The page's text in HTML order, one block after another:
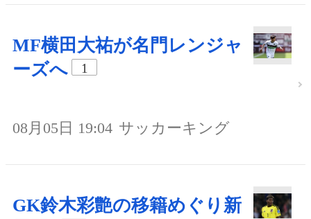
MF横田大祐が名門レンジャ
ーズへ
1
08月05日 19:04 サッカーキング
GK鈴木彩艶の移籍めぐり新